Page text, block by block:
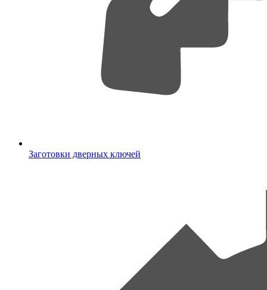
Заготовки дверных ключей